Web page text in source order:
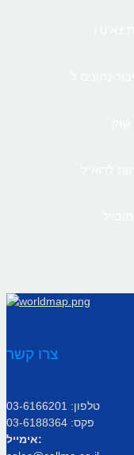
צרו קשר
טלפון: 03-6166201
פקס: 03-6188364
אימייל: